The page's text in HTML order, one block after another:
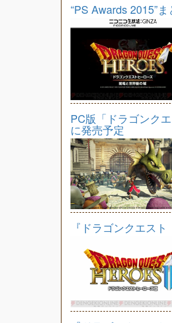
“PS Awards 2015”
PC版「ドラゴンク
に発売予定
『ドラゴンクエス